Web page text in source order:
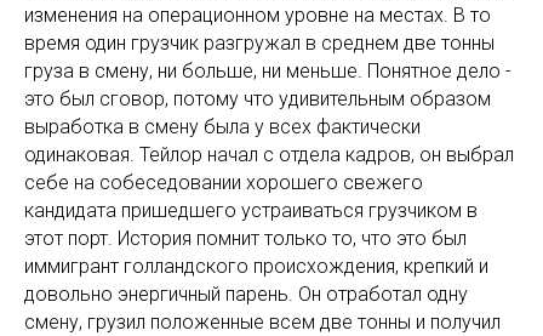
изменения на операционном уровне на местах. В то
время один грузчик разгружал в среднем две тонны
груза в смену, ни больше, ни меньше. Понятное дело -
это был сговор, потому что удивительным образом
выработка в смену была у всех фактически
одинаковая. Тейлор начал с отдела кадров, он выбрал
себе на собеседовании хорошего свежего
кандидата пришедшего устраиваться грузчиком в
этот порт. История помнит только то, что это был
иммигрант голландского происхождения, крепкий и
довольно энергичный парень. Он отработал одну
смену, грузил положенные всем две тонны и получил